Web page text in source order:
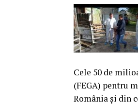
Cele 50 de
(FEGA) pentru
România şi din